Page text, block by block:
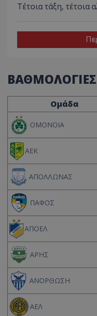
Τέτοια τάξη, τέτοια
ΒΑΘΜΟΛΟΓΙΕΣ
Ομάδα
ΟΜΟΝΟΙΑ
ΑΕΚ
ΑΠΟΛΛΩΝΑΣ
ΠΑΦΟΣ
ΑΠΟΕΛ
ΑΡΗΣ
ΑΝΟΡΘΩΣΗ
ΑΕΛ